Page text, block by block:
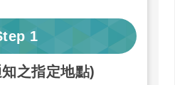
1
之指定地點)